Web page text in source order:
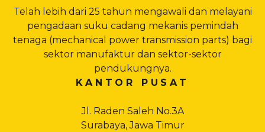
Telah lebih dari 25 tahun mengawali dan melayani
pengadaan suku cadang mekanis pemindah
tenaga (mechanical power transmission parts) bagi
sektor manufaktur dan sektor-sektor
pendukungnya.
KANTOR PUSAT
Jl. Raden Saleh No.3A
Surabaya, Jawa Timur